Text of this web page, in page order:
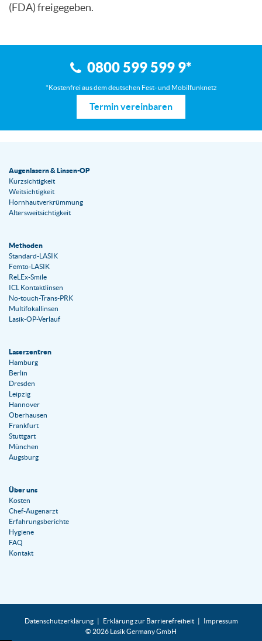
(FDA) freigegeben.
0800 599 599 9*
*Kostenfrei aus dem deutschen Fest- und Mobilfunknetz
Termin vereinbaren
Augenlasern & Linsen-OP
Kurzsichtigkeit
Weitsichtigkeit
Hornhautverkrümmung
Altersweitsichtigkeit
Methoden
Standard-LASIK
Femto-LASIK
ReLEx-Smile
ICL Kontaktlinsen
No-touch-Trans-PRK
Multifokallinsen
Lasik-OP-Verlauf
Laserzentren
Hamburg
Berlin
Dresden
Leipzig
Hannover
Oberhausen
Frankfurt
Stuttgart
München
Augsburg
Über uns
Kosten
Chef-Augenarzt
Erfahrungsberichte
Hygiene
FAQ
Kontakt
Datenschutzerklärung Erklärung zur Barrierefreiheit
Impressum
© 2026 Lasik Germany GmbH